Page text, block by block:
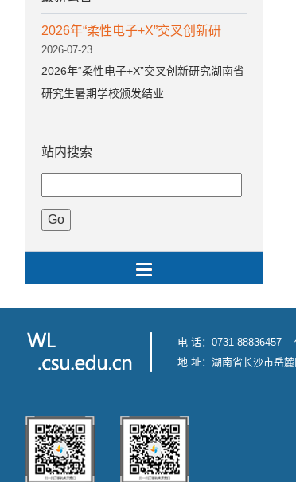
2026年“柔性电子+X”交叉创新研
2026-07-23
2026年“柔性电子+X”交叉创新研究湖南省
研究生暑期学校颁发结业
站内搜索
电 话：0731-88836457
地 址：湖南省长沙市岳